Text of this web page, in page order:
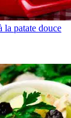
la patate douce